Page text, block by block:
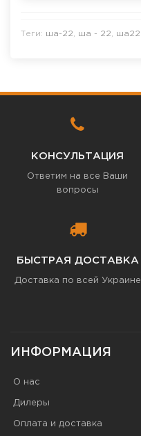
Теги: ша-22 ша - 22 ша22
КОНСУЛЬТАЦИЯ
Ответим на все Ваши
вопросы
БЫСТРАЯ ДОСТАВКА
Доставка по всей Украине
ИНФОРМАЦИЯ
О нас
Дилеры
Оплата и доставка